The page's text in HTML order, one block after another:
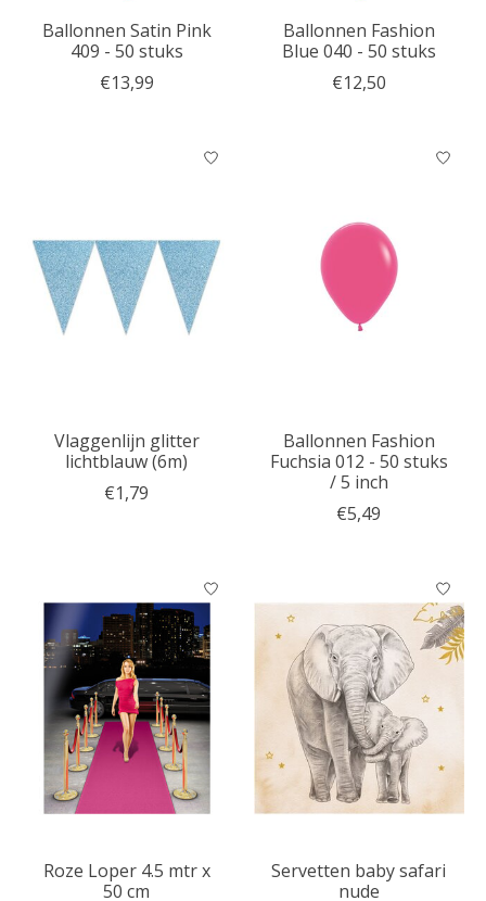
Ballonnen Satin Pink
409 - 50 stuks
€13,99
Ballonnen Fashion
Blue 040 - 50 stuks
€12,50
Vlaggenlijn glitter
lichtblauw (6m)
€1,79
Ballonnen Fashion
Fuchsia 012 - 50 stuks
/ 5 inch
€5,49
Roze Loper 4.5 mtr x
50 cm
Servetten baby safari
nude